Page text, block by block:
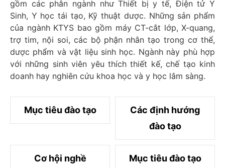
gồm các phân ngành như Thiết bị y tế, Điện tử Y
Sinh, Y học tái tạo, Kỹ thuật dược. Những sản phẩm
của ngành KTYS bao gồm máy CT-cắt lớp, X-quang,
trợ tim, nội soi, các bộ phận nhân tạo trong cơ thể,
dược phẩm và vật liệu sinh học. Ngành này phù hợp
với những sinh viên yêu thích thiết kế, chế tạo kinh
doanh hay nghiên cứu khoa học và y học lâm sàng.
Mục tiêu đào tạo
Các định hướng
đào tạo
Cơ hội nghề
Mục tiêu đào tạo